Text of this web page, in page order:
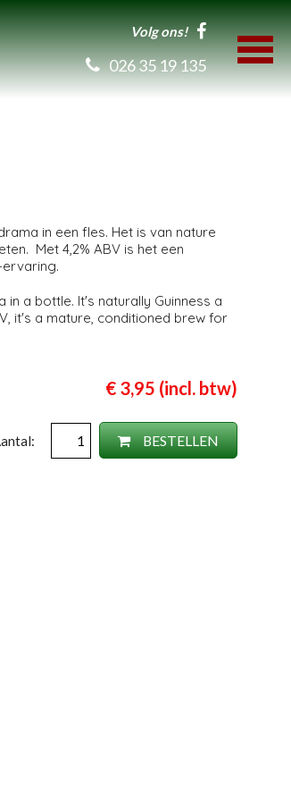
Volg ons!
026 35 19 135
in een fles. Het is van nature
Met 4,2% ABV is het een
a bottle. It's naturally Guinness a
it's a mature, conditioned brew for
€ 3,95 (incl. btw)
BESTELLEN